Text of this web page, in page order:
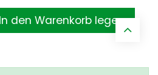
In den Warenkorb legen